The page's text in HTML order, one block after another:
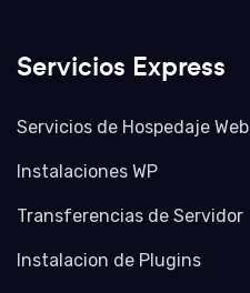
Servicios Express
Servicios de Hospedaje Web
Instalaciones WP
Transferencias de Servidor
Instalacion de Plugins